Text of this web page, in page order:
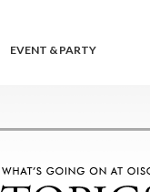
EVENT & PARTY